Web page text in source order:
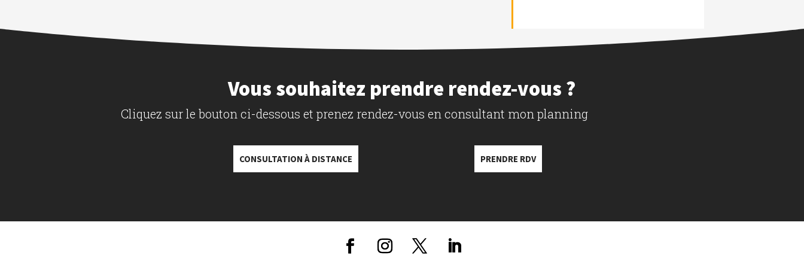
Vous souhaitez prendre rendez-vous ?
Cliquez sur le bouton ci-dessous et prenez rendez-vous en consultant mon planning
CONSULTATION À DISTANCE PRENDRE RDV